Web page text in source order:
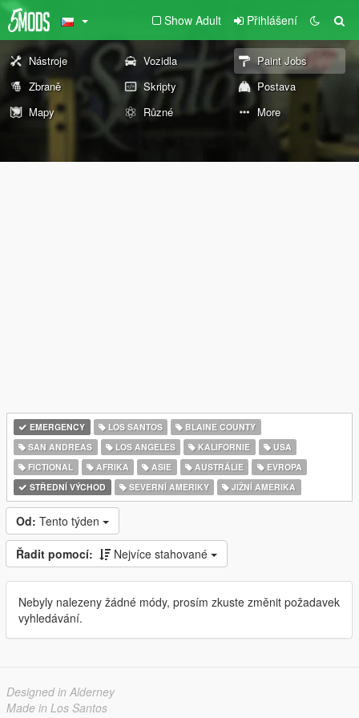
Show Adult Přihlášení
Nástroje Vozidla
Paint Jobs
Zbraně
Skripty
Postava
Mapy
Různé More
EMERGENCY LOS SANTOS
BLAINE COUNTY
SAN ANDREAS
LOS ANGELES KALIFORNIE
USA
FICTIONAL
AFRIKA ASIE AUSTRÁLIE
EVROPA
STŘEDNÍ VÝCHOD
SEVERNÍ AMERIKY JIŽNÍ AMERIKA
Od: Tento týden
Řadit pomocí: Nejvíce stahované
Nebyly nalezeny žádné módy, prosím zkuste změnit požadavek
vyhledávání.
Designed in Alderney
Made in Los Santos